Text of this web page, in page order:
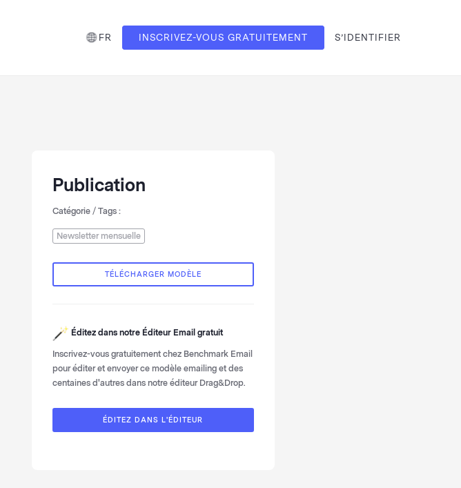
FR INSCRIVEZ-VOUS GRATUITEMENT S’IDENTIFIER
Publication
Catégorie / Tags :
Newsletter mensuelle
TÉLÉCHARGER MODÈLE
Éditez dans notre Éditeur Email gratuit
Inscrivez-vous gratuitement chez Benchmark Email
pour éditer et envoyer ce modèle emailing et des
centaines d'autres dans notre éditeur Drag&Drop.
ÉDITEZ DANS L'ÉDITEUR